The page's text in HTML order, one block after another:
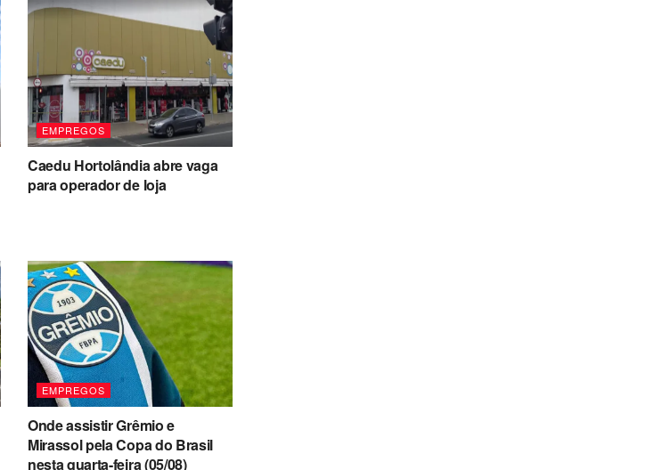
EMPREGOS
Caedu Hortolândia abre vaga
para operador de loja
EMPREGOS
Onde assistir Grêmio e
Mirassol pela Copa do Brasil
nesta quarta-feira (05/08)